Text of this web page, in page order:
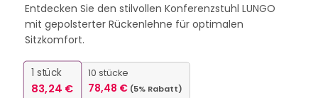
Entdecken Sie den stilvollen Konferenzstuhl LUNGO
mit gepolsterter Rückenlehne für optimalen
Sitzkomfort.
1 stück
83,24 €
10 stücke
78,48 € (5% Rabatt)